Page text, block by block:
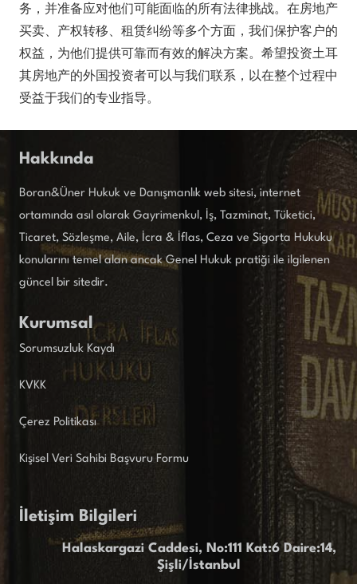
务，并准备应对他们可能面临的所有法律挑战。在房地产
买卖、产权转移、租赁纠纷等多个方面，我们保护客户的
权益，为他们提供可靠而有效的解决方案。希望投资土耳
其房地产的外国投资者可以与我们联系，以在整个过程中
受益于我们的专业指导。
Hakkında
Boran&Üner Hukuk ve Danışmanlık web sitesi, internet
ortamında asıl olarak Gayrimenkul, İş, Tazminat, Tüketici,
Ticaret, Sözleşme, Aile, İcra & İflas, Ceza ve Sigorta Hukuku
konularını temel alan ancak Genel Hukuk pratiği ile ilgilenen
güncel bir sitedir.
Kurumsal
Sorumsuzluk Kaydı
KVKK
Çerez Politikası
Kişisel Veri Sahibi Başvuru Formu
İletişim Bilgileri
Halaskargazi Caddesi, No:111 Kat:6 Daire:14,
Şişli/İstanbul